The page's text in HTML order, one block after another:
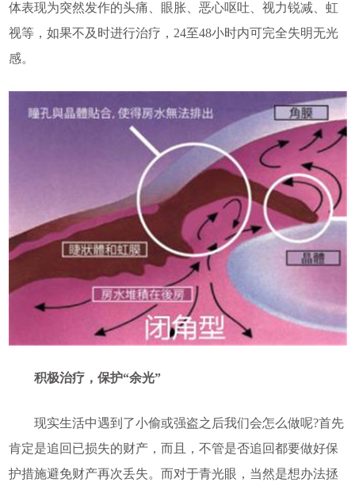
体表现为突然发作的头痛、眼胀、恶心呕吐、视力锐减、虹
视等，如果不及时进行治疗，24至48小时内可完全失明无光
感。
积极治疗，保护“余光”
现实生活中遇到了小偷或强盗之后我们会怎么做呢?首先
肯定是追回已损失的财产，而且，不管是否追回都要做好保
护措施避免财产再次丢失。而对于青光眼，当然是想办法拯